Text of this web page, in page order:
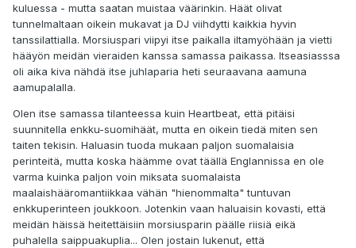
kuluessa - mutta saatan muistaa väärinkin. Häät olivat
tunnelmaltaan oikein mukavat ja DJ viihdytti kaikkia hyvin
tanssilattialla. Morsiuspari viipyi itse paikalla iltamyöhään ja vietti
hääyön meidän vieraiden kanssa samassa paikassa. Itseasiasssa
oli aika kiva nähdä itse juhlaparia heti seuraavana aamuna
aamupalalla.
Olen itse samassa tilanteessa kuin Heartbeat, että pitäisi
suunnitella enkku-suomihäät, mutta en oikein tiedä miten sen
taiten tekisin. Haluasin tuoda mukaan paljon suomalaisia
perinteitä, mutta koska häämme ovat täällä Englannissa en ole
varma kuinka paljon voin miksata suomalaista
maalaishääromantiikkaa vähän "hienommalta" tuntuvan
enkkuperinteen joukkoon. Jotenkin vaan haluaisin kovasti, että
meidän häissä heitettäisiin morsiusparin päälle riisiä eikä
puhalella saippuakuplia... Olen jostain lukenut, että